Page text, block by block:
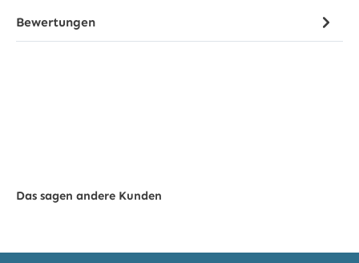
Bewertungen
Das sagen andere Kunden